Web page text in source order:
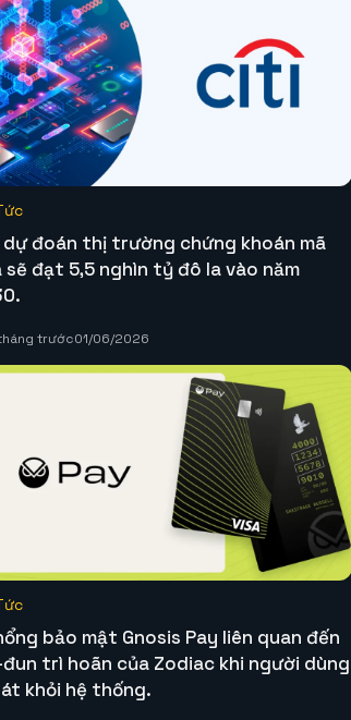
dự đoán thị trường chứng khoán mã
sẽ đạt 5,5 nghìn tỷ đô la vào năm
trước01/06/2026
bảo mật Gnosis Pay liên quan đến
trì hoãn của Zodiac khi người dùng
khỏi hệ thống.